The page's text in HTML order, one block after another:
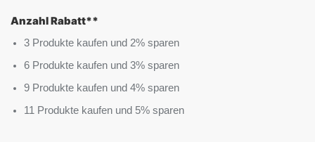
Anzahl Rabatt**
3 Produkte kaufen und 2% sparen
6 Produkte kaufen und 3% sparen
9 Produkte kaufen und 4% sparen
11 Produkte kaufen und 5% sparen